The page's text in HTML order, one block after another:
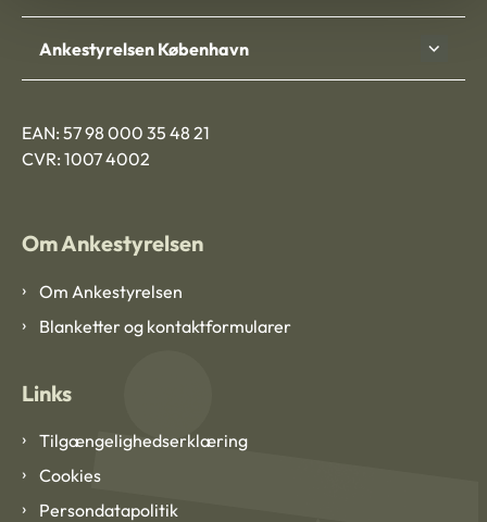
Ankestyrelsen København
EAN: 57 98 000 35 48 21
CVR: 1007 4002
Om Ankestyrelsen
Om Ankestyrelsen
Blanketter og kontaktformularer
Links
Tilgængelighedserklæring
Cookies
Persondatapolitik